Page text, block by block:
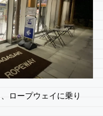
ロープウェイに乗り